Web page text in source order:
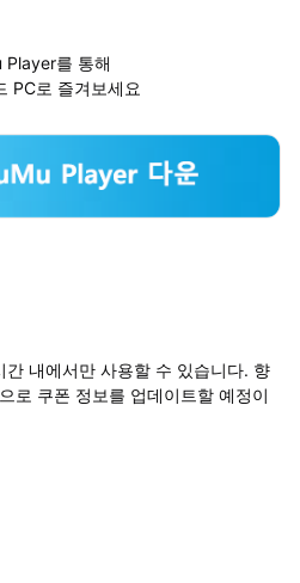
Player를 통해
PC로 즐겨보세요
내에서만 사용할 수 있습니다. 향
로 쿠폰 정보를 업데이트할 예정이